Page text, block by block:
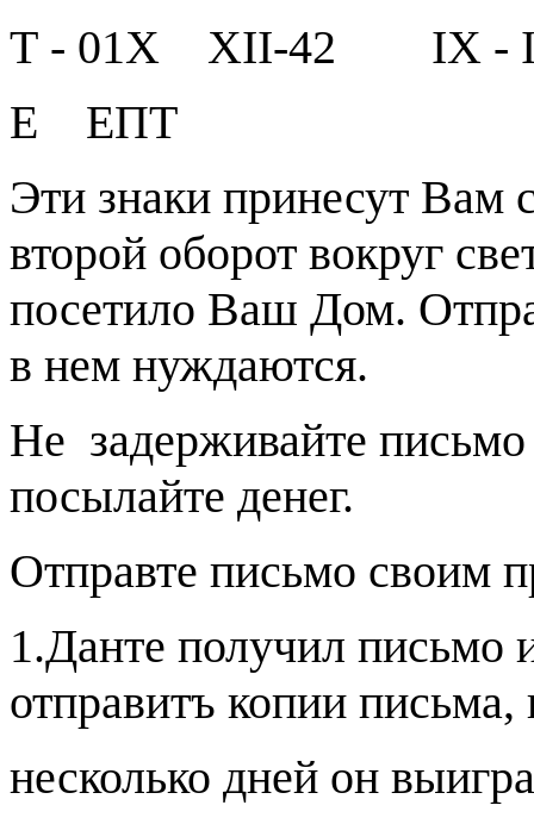
Т - 01Х
XII-42
IX -
E
ЕПТ
Эти знаки принесут Вам
второй оборот вокруг
посетило Ваш Дом.
в нем нуждаются.
Не задерживайте
посылайте денег.
Отправте письмо своим
1.Данте получил письмо
отправитъ копии письма,
несколько дней он